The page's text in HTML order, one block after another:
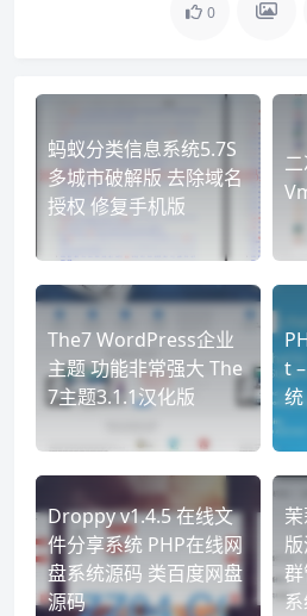
0
蚂蚁分类信息系统5.7S
多城市破解版 去除域名
授权 修复手机版
The7 WordPress企业
主题 功能非常强大 The
7主题3.1.1汉化版
t
统
Droppy v1.4.5 在线文
件分享系统 PHP在线网
盘系统源码 类百度网盘
源码